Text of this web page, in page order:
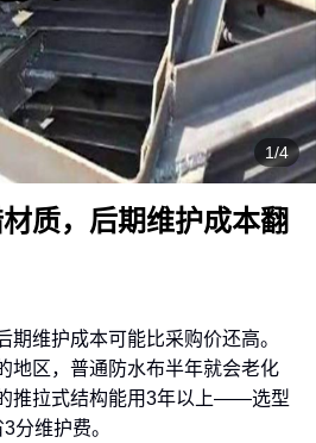
1/4
质，后期维护成本翻
期维护成本可能比采购价还高。
地区，普通防水布半年就会老化
推拉式结构能用3年以上——选型
分维护费。